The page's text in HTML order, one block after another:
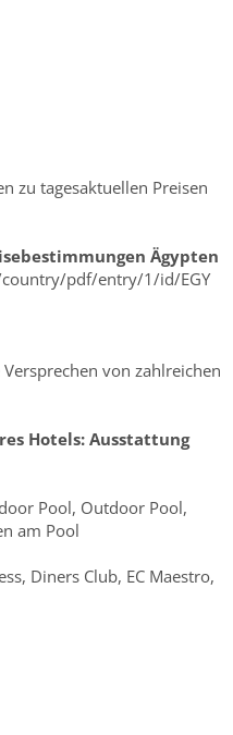
zu tagesaktuellen Preisen
Ägypten
pdf/entry/1/id/EGY
von zahlreichen
Hotels: Ausstattung
Pool, Outdoor Pool,
am Pool
Diners Club, EC Maestro,